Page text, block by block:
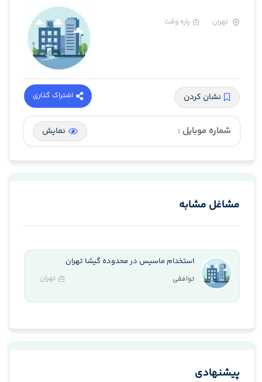
تهران پاره وقت
نشان کردن اشتراک گذاری
شماره موبایل : نمایش
مشاغل مشابه
استخدام ماسیس در محدوده گیشا تهران
توافقی تهران
پیشنهادی